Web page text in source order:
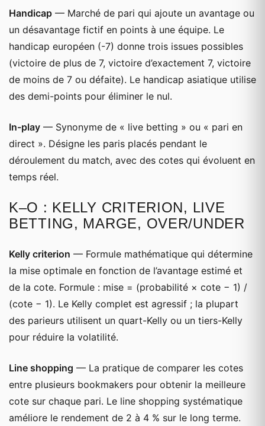
Handicap — Marché de pari qui ajoute un avantage ou
un désavantage fictif en points à une équipe. Le
handicap européen (-7) donne trois issues possibles
(victoire de plus de 7, victoire d’exactement 7, victoire
de moins de 7 ou défaite). Le handicap asiatique utilise
des demi-points pour éliminer le nul.
In-play — Synonyme de « live betting » ou « pari en
direct ». Désigne les paris placés pendant le
déroulement du match, avec des cotes qui évoluent en
temps réel.
K–O : KELLY CRITERION, LIVE
BETTING, MARGE, OVER/UNDER
Kelly criterion — Formule mathématique qui détermine
la mise optimale en fonction de l’avantage estimé et
de la cote. Formule : mise = (probabilité × cote − 1) /
(cote − 1). Le Kelly complet est agressif ; la plupart
des parieurs utilisent un quart-Kelly ou un tiers-Kelly
pour réduire la volatilité.
Line shopping — La pratique de comparer les cotes
entre plusieurs bookmakers pour obtenir la meilleure
cote sur chaque pari. Le line shopping systématique
améliore le rendement de 2 à 4 % sur le long terme.